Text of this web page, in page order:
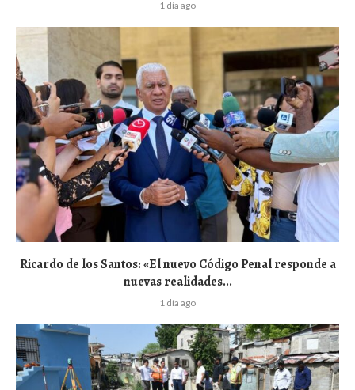
1 día ago
Ricardo de los Santos: «El nuevo Código Penal responde a
nuevas realidades...
1 día ago